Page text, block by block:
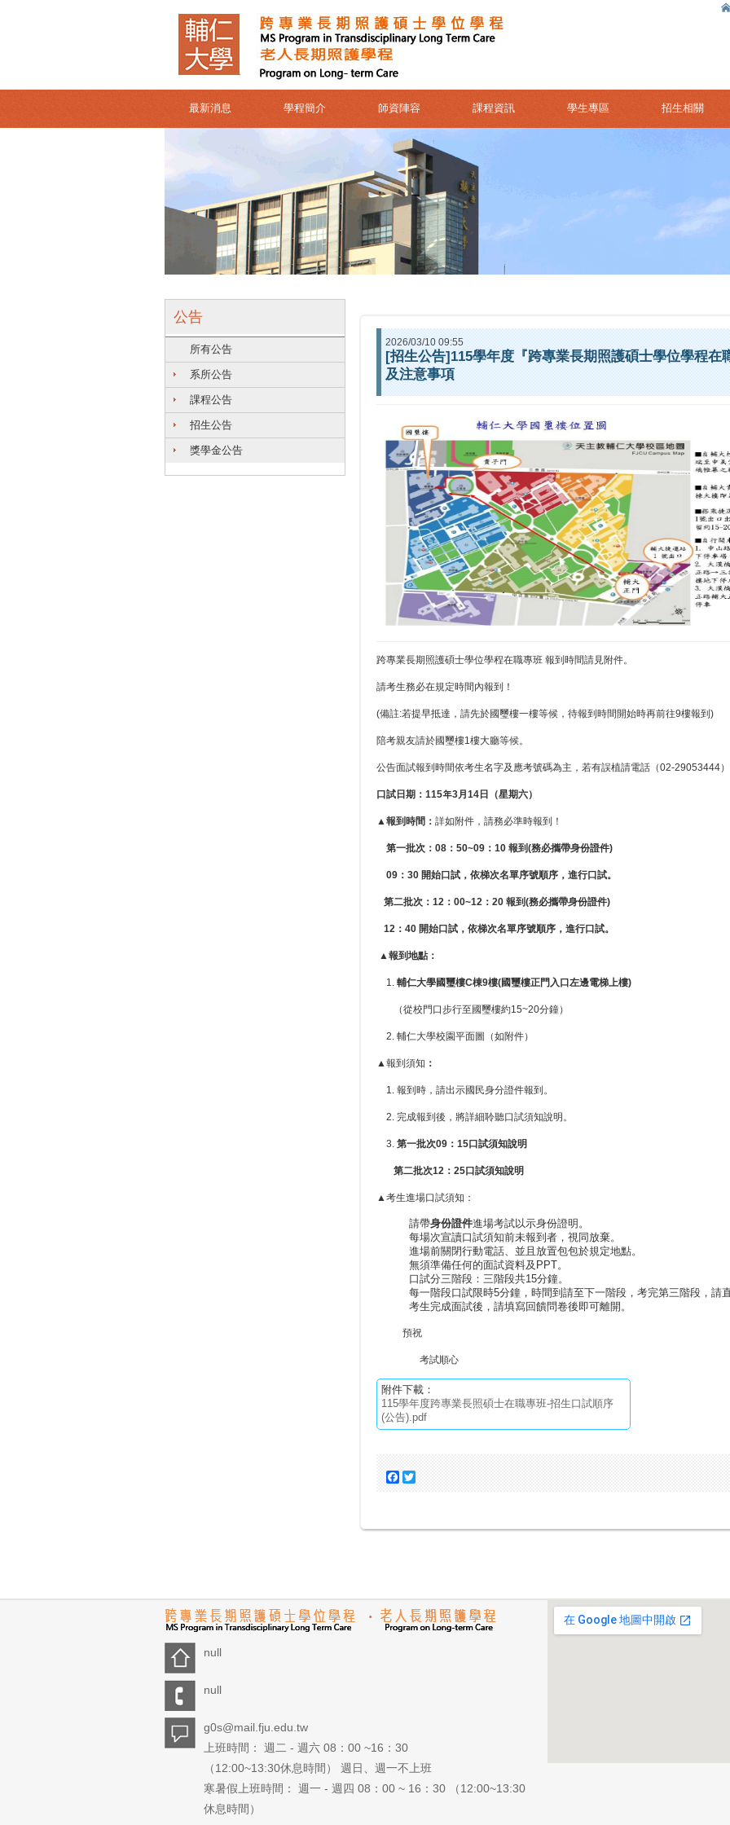
最新消息 學程簡介 師資陣容 課程資訊 學生專區 招生相關
公告
所有公告
系所公告
課程公告
招生公告
獎學金公告
2026/03/10 09:55
[招生公告]115學年度『跨專業長期照護碩士學位學程在
及注意事項
跨專業長期照護碩士學位學程在職專班 報到時間請見附件。
請考生務必在規定時間內報到！
(備註:若提早抵達，請先於國璽樓一樓等候，待報到時間開始時再前往9樓報到)
陪考親友請於國璽樓1樓大廳等候。
公告面試報到時間依考生名字及應考號碼為主，若有誤植請電話（02-29053444
口試日期：115年3月14日（星期六）
▲報到時間： 詳如附件，請務必準時報到！
第一批次：08：50~09：10 報到(務必攜帶身份證件)
09 ：30 開始口試，依梯次名單序號順序，進行口試。
第二批次：12：00~12：20 報到(務必攜帶身份證件)
12 ：40 開始口試，依梯次名單序號順序，進行口試。
▲報到地點：
1. 輔仁大學國璽樓C棟9樓(國璽樓正門入口左邊電梯上樓)
（從校門口步行至國璽樓約15~20分鐘）
2. 輔仁大學校園平面圖（如附件）
▲報到須知 ：
1. 報到時，請出示國民身分證件報到。
2. 完成報到後，將詳細聆聽口試須知說明。
3. 第一批次09：15口試須知說明
第二批次12：25口試須知說明
▲考生進場口試須知：
請帶身份證件進場考試以示身份證明。
每場次宣讀口試須知前未報到者，視同放棄。
進場前關閉行動電話、並且放置包包於規定地點。
無須準備任何的面試資料及PPT。
口試分三階段：三階段共15分鐘。
每一階段口試限時5分鐘，時間到請至下一階段，考完第三階段，請
考生完成面試後，請填寫回饋問卷後即可離開。
預祝
考試順心
附件下載：
115學年度跨專業長照碩士在職專班-招生口試順序
(公告).pdf
Facebook
null
null
g0s@mail.fju.edu.tw
上班時間： 週二 - 週六 08：00 ~16：30
（12:00~13:30休息時間） 週日、週一不上班
寒暑假上班時間： 週一 - 週四 08：00 ~ 16：30 （12:00~13:30
休息時間）